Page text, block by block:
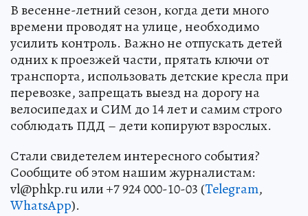
В весенне-летний сезон, когда дети много
времени проводят на улице, необходимо
усилить контроль. Важно не отпускать детей
одних к проезжей части, прятать ключи от
транспорта, использовать детские кресла при
перевозке, запрещать выезд на дорогу на
велосипедах и СИМ до 14 лет и самим строго
соблюдать ПДД – дети копируют взрослых.
Стали свидетелем интересного события?
Сообщите об этом нашим журналистам:
vl@phkp.ru или +7 924 000-10-03 (Telegram,
WhatsApp).